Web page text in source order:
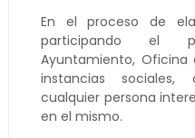
En el proceso de
participando el
Ayuntamiento, Oficina
instancias
cualquier persona
en el mismo.